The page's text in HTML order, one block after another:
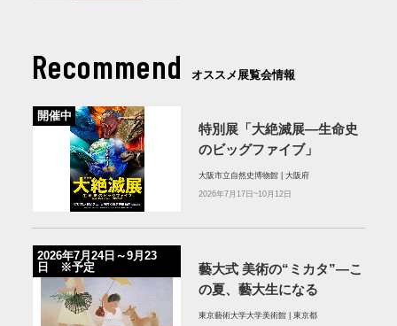
Recommend オススメ展覧会情報
開催中
特別展「大絶滅展―生命史
のビッグファイブ」
大阪市立自然史博物館 | 大阪府
2026年7月17日~10月12日
2026年7月24日～9月23
日 ※予定
藝大式 美術の“ミカタ”―こ
の夏、藝大生になる
東京藝術大学大学美術館 | 東京都